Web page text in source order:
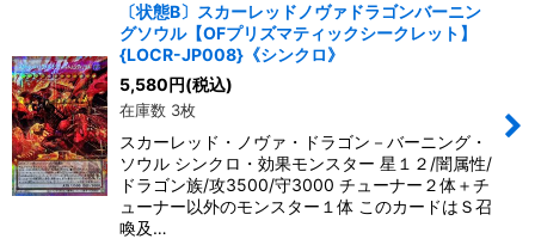
〔状態B〕スカーレッドノヴァドラゴンバーニン
グソウル【OFプリズマティックシークレット】
{LOCR-JP008}《シンクロ》
5,580円(税込)
在庫数 3枚
スカーレッド・ノヴァ・ドラゴン－バーニング・
ソウル シンクロ・効果モンスター 星１２/闇属性/
ドラゴン族/攻3500/守3000 チューナー２体＋チ
ューナー以外のモンスター１体 このカードはＳ召
喚及…